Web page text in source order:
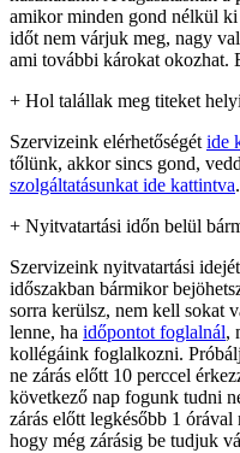
amikor minden gond nélkül
időt nem várjuk meg, nagy
ami további károkat okozhat.
+ Hol talállak meg titeket
Szervizeink elérhetőségét ide
tőlünk, akkor sincs gond,
szolgáltatásunkat ide kattintva.
+ Nyitvatartási időn belül
Szervizeink nyitvatartási idejét
időszakban bármikor
sorra kerülsz, nem kell sokat
lenne, ha időpontot foglalnál,
kollégáink foglalkozni.
ne zárás előtt 10 perccel
következő nap fogunk tudni
zárás előtt legkésőbb 1
hogy még zárásig be tudjuk